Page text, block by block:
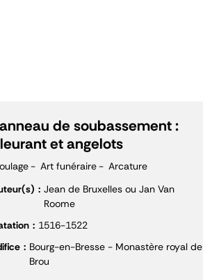
de soubassement :
et angelots
Art funéraire
Arcature
Jean de Bruxelles ou Jan Van
Roome
1516-1522
Bourg-en-Bresse - Monastère royal de
Brou